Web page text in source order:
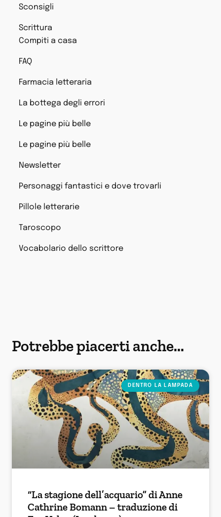
Sconsigli
Scrittura
Compiti a casa
FAQ
Farmacia letteraria
La bottega degli errori
Le pagine più belle
Le pagine più belle
Newsletter
Personaggi fantastici e dove trovarli
Pillole letterarie
Taroscopo
Vocabolario dello scrittore
Potrebbe piacerti anche...
DENTRO LA LAMPADA
“La stagione dell’acquario” di Anne
Cathrine Bomann – traduzione di